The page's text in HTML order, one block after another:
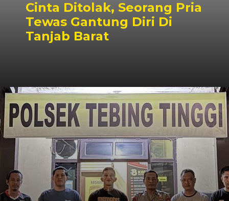
Cinta Ditolak, Seorang Pria
Tewas Gantung Diri Di
Tanjab Barat